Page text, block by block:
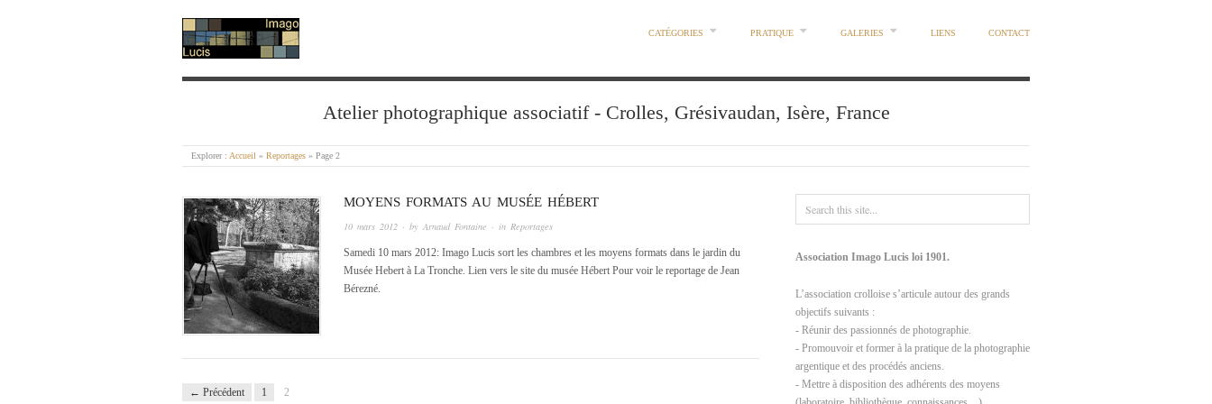
IMAGO LUCIS
CATÉGORIES PRATIQUE GALERIES LIENS CONTACT
Atelier photographique associatif - Crolles, Grésivaudan, Isère, France
Explorer : Accueil » Reportages » Page 2
MOYENS FORMATS AU MUSÉE HÉBERT
10 mars 2012 · by Arnaud Fontaine · in Reportages
Samedi 10 mars 2012: Imago Lucis sort les chambres et les moyens formats dans le jardin du
Musée Hebert à La Tronche. Lien vers le site du musée Hébert Pour voir le reportage de Jean
Bérezné.
← Précédent 1 2
Association Imago Lucis loi 1901.
L’association crolloise s’articule autour des grands
objectifs suivants :
- Réunir des passionnés de photographie.
- Promouvoir et former à la pratique de la photographie
argentique et des procédés anciens.
- Mettre à disposition des adhérents des moyens